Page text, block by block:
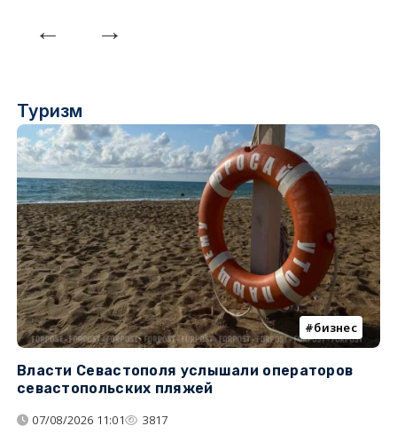
Туризм
бизнес
Власти Севастополя услышали операторов
севастопольских пляжей
07/08/2026 11:01 3817